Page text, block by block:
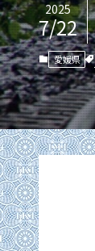
2025
7/22
愛媛県